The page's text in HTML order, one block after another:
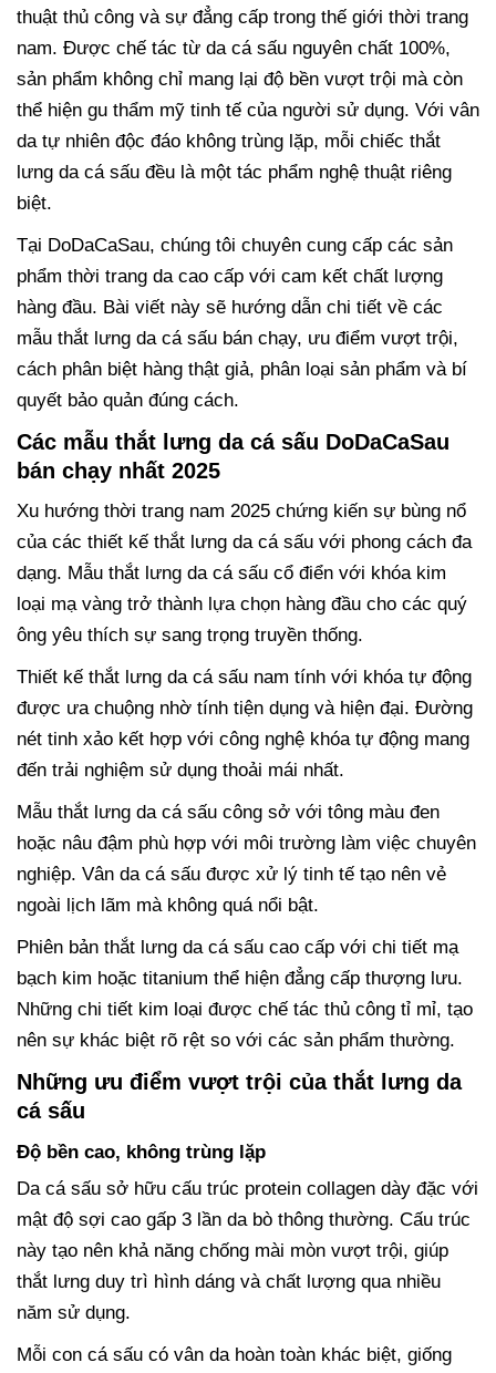
thuật thủ công và sự đẳng cấp trong thế giới thời trang
nam. Được chế tác từ da cá sấu nguyên chất 100%,
sản phẩm không chỉ mang lại độ bền vượt trội mà còn
thể hiện gu thẩm mỹ tinh tế của người sử dụng. Với vân
da tự nhiên độc đáo không trùng lặp, mỗi chiếc thắt
lưng da cá sấu đều là một tác phẩm nghệ thuật riêng
biệt.
Tại DoDaCaSau, chúng tôi chuyên cung cấp các sản
phẩm thời trang da cao cấp với cam kết chất lượng
hàng đầu. Bài viết này sẽ hướng dẫn chi tiết về các
mẫu thắt lưng da cá sấu bán chạy, ưu điểm vượt trội,
cách phân biệt hàng thật giả, phân loại sản phẩm và bí
quyết bảo quản đúng cách.
Các mẫu thắt lưng da cá sấu DoDaCaSau
bán chạy nhất 2025
Xu hướng thời trang nam 2025 chứng kiến sự bùng nổ
của các thiết kế thắt lưng da cá sấu với phong cách đa
dạng. Mẫu thắt lưng da cá sấu cổ điển với khóa kim
loại mạ vàng trở thành lựa chọn hàng đầu cho các quý
ông yêu thích sự sang trọng truyền thống.
Thiết kế thắt lưng da cá sấu nam tính với khóa tự động
được ưa chuộng nhờ tính tiện dụng và hiện đại. Đường
nét tinh xảo kết hợp với công nghệ khóa tự động mang
đến trải nghiệm sử dụng thoải mái nhất.
Mẫu thắt lưng da cá sấu công sở với tông màu đen
hoặc nâu đậm phù hợp với môi trường làm việc chuyên
nghiệp. Vân da cá sấu được xử lý tinh tế tạo nên vẻ
ngoài lịch lãm mà không quá nổi bật.
Phiên bản thắt lưng da cá sấu cao cấp với chi tiết mạ
bạch kim hoặc titanium thể hiện đẳng cấp thượng lưu.
Những chi tiết kim loại được chế tác thủ công tỉ mỉ, tạo
nên sự khác biệt rõ rệt so với các sản phẩm thường.
Những ưu điểm vượt trội của thắt lưng da
cá sấu
Độ bền cao, không trùng lặp
Da cá sấu sở hữu cấu trúc protein collagen dày đặc với
mật độ sợi cao gấp 3 lần da bò thông thường. Cấu trúc
này tạo nên khả năng chống mài mòn vượt trội, giúp
thắt lưng duy trì hình dáng và chất lượng qua nhiều
năm sử dụng.
Mỗi con cá sấu có vân da hoàn toàn khác biệt, giống